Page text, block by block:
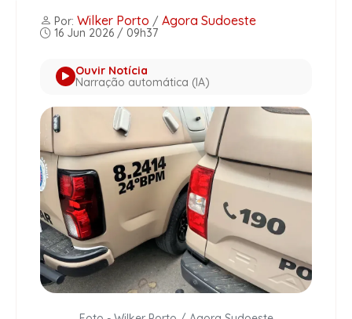
Por: Wilker Porto / Agora Sudoeste
16 Jun 2026 / 09h37
Ouvir Notícia
Narração automática (IA)